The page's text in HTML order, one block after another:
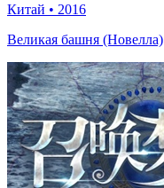
Китай • 2016
Великая башня (Новелла)